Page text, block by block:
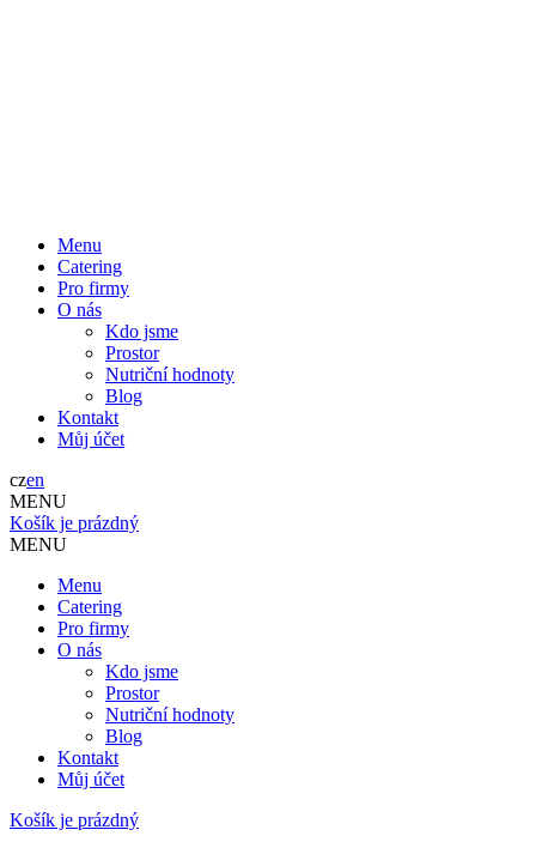
Menu
Catering
Pro firmy
O nás
Kdo jsme
Prostor
Nutriční hodnoty
Blog
Kontakt
Můj účet
czen
MENU
Košík je prázdný
MENU
Menu
Catering
Pro firmy
O nás
Kdo jsme
Prostor
Nutriční hodnoty
Blog
Kontakt
Můj účet
Košík je prázdný